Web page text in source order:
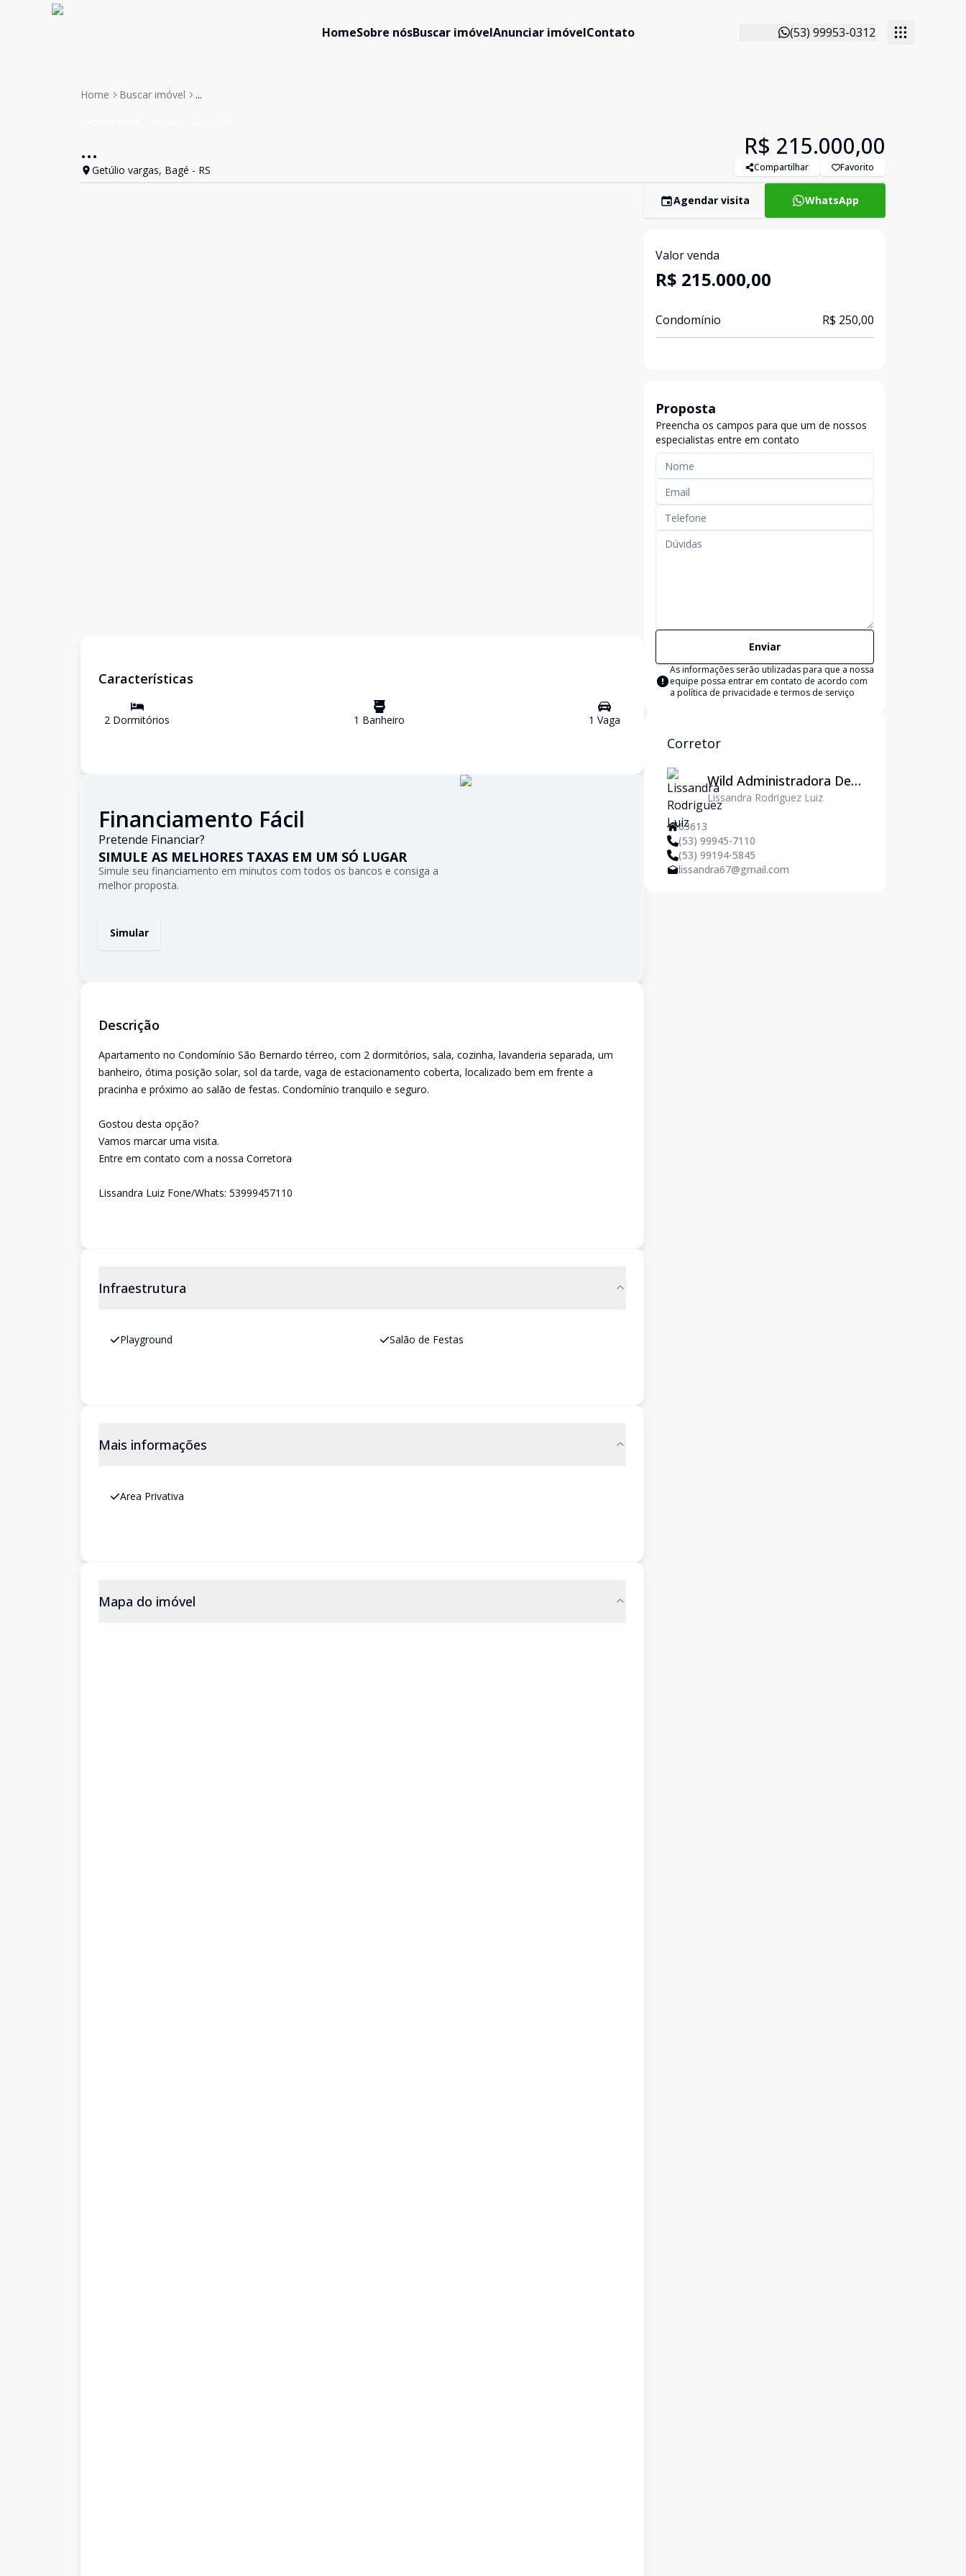
HomeSobre nósBuscar imóvelAnunciar imóvelContato (53) 99953-0312
Home Buscar imóvel ...
...
Getúlio vargas, Bagé - RS
R$ 215.000,00
Compartilhar Favorito
Características
2 Dormitórios 1 Banheiro 1 Vaga
Financiamento Fácil
Pretende Financiar?
SIMULE AS MELHORES TAXAS EM UM SÓ LUGAR
Simule seu financiamento em minutos com todos os bancos e consiga a
melhor proposta.
Simular
Descrição
Apartamento no Condomínio São Bernardo térreo, com 2 dormitórios, sala, cozinha, lavanderia separada, um
banheiro, ótima posição solar, sol da tarde, vaga de estacionamento coberta, localizado bem em frente a
pracinha e próximo ao salão de festas. Condomínio tranquilo e seguro.
Gostou desta opção?
Vamos marcar uma visita.
Entre em contato com a nossa Corretora
Lissandra Luiz Fone/Whats: 53999457110
Infraestrutura
Playground Salão de Festas
Mais informações
Area Privativa
Mapa do imóvel
Agendar visita WhatsApp
Valor venda
R$ 215.000,00
Condomínio R$ 250,00
Proposta
Preencha os campos para que um de nossos
especialistas entre em contato
Enviar
As informações serão utilizadas para que a nossa
equipe possa entrar em contato de acordo com
a política de privacidade e termos de serviço
Corretor
Wild Administradora De
Imóveis Ltda
Lissandra Rodriguez Luiz
63613
(53) 99945-7110
(53) 99194-5845
lissandra67@gmail.com